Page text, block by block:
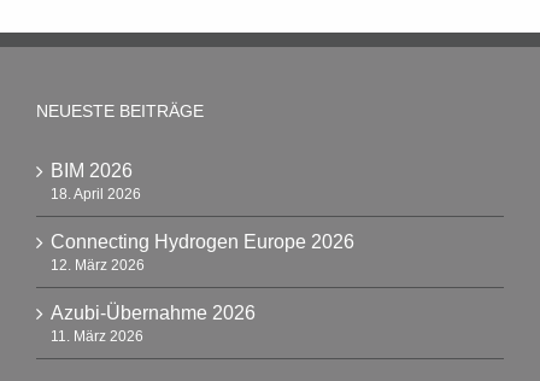
NEUESTE BEITRÄGE
BIM 2026
18. April 2026
Connecting Hydrogen Europe 2026
12. März 2026
Azubi-Übernahme 2026
11. März 2026